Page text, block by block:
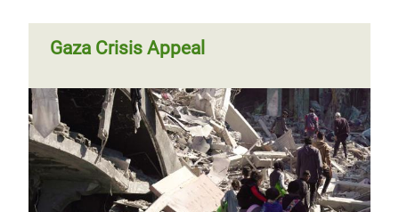
Gaza Crisis Appeal